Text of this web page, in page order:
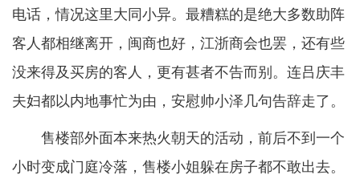
电话，情况这里大同小异。最糟糕的是绝大多数助阵
客人都相继离开，闽商也好，江浙商会也罢，还有些
没来得及买房的客人，更有甚者不告而别。连吕庆丰
夫妇都以内地事忙为由，安慰帅小泽几句告辞走了。
售楼部外面本来热火朝天的活动，前后不到一个
小时变成门庭冷落，售楼小姐躲在房子都不敢出去。